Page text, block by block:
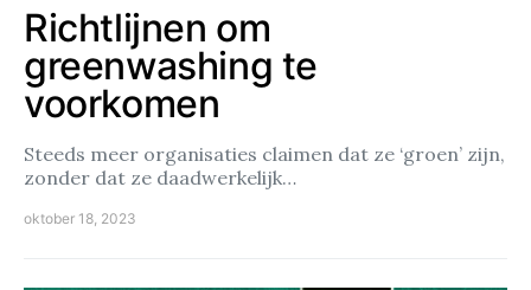
Richtlijnen om
greenwashing te
voorkomen
Steeds meer organisaties claimen dat ze ‘groen’ zijn,
zonder dat ze daadwerkelijk…
oktober 18, 2023